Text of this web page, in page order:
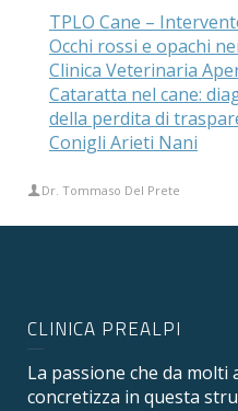
TPLO Cane –
Occhi rossi e opachi
Clinica Veterinaria
Cataratta nel cane:
della perdita di
Conigli Arieti Nani
Dr. Tommaso Del Prete
CLINICA PREALPI
La passione che da
concretizza in questa